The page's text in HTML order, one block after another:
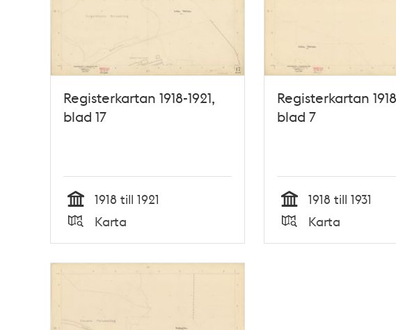
Registerkartan 1918-1921,
blad 17
Tid
1918 till 1921
Typ
Karta
Registerkartan
blad 7
Tid
1918 till 1931
Typ
Karta